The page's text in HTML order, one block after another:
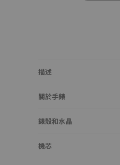
描述
關於手錶
錶殼和水晶
機芯